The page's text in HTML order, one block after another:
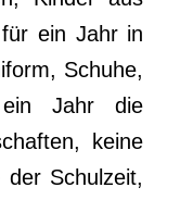
ein Jahr in
Schuhe,
ein Jahr die
keine
Schulzeit,